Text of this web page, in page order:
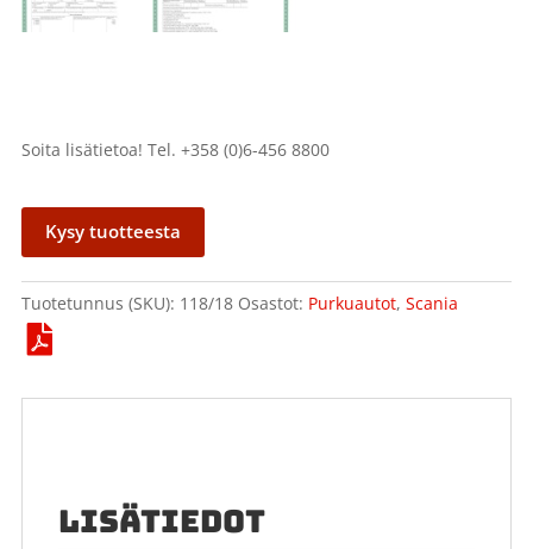
Soita lisätietoa! Tel. +358 (0)6-456 8800
Kysy tuotteesta
Tuotetunnus (SKU): 118/18 Osastot: Purkuautot, Scania
LISÄTIEDOT